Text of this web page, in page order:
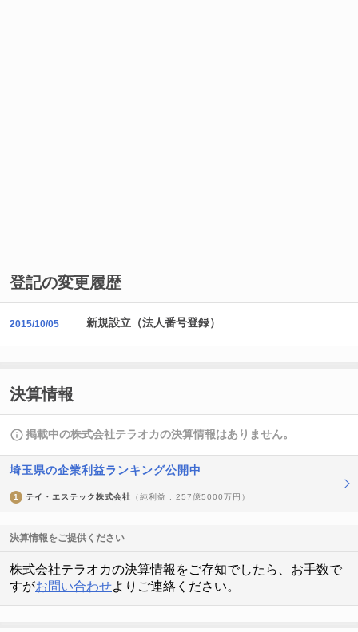
登記の変更履歴
2015/10/05 新規設立（法人番号登録）
決算情報
掲載中の株式会社テラオカの決算情報はありません。
埼玉県の企業利益ランキング公開中
1 テイ・エステック株式会社 （純利益 : 257億5000万円）
決算情報をご提供ください
株式会社テラオカの決算情報をご存知でしたら、お手数で
すがお問い合わせよりご連絡ください。